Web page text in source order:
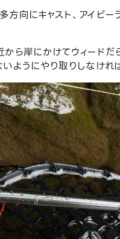
向にキャスト、アイビ
ら岸にかけてウィードだ
ようにやり取りしなけれ